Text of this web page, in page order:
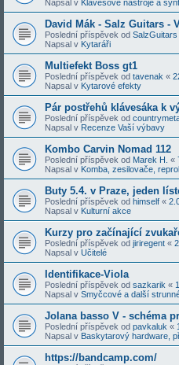
Napsal v Klávesové nástroje a
David Mák - Salz Guitars -
Poslední příspěvek od SalzGuitars
Napsal v Kytaráři
Multiefekt Boss gt1
Poslední příspěvek od tavenak «
Napsal v Kytarové efekty
Pár postřehů klávesáka k
Poslední příspěvek od
Napsal v Recenze Vaší výbavy
Kombo Carvin Nomad 112
Poslední příspěvek od Marek H. «
Napsal v Komba, zesilovače,
Buty 5.4. v Praze, jeden
Poslední příspěvek od himself «
Napsal v Kulturní akce
Kurzy pro začínající
Poslední příspěvek od jiriregent «
Napsal v Učitelé
Identifikace-Viola
Poslední příspěvek od sazkarik «
Napsal v Smyčcové a další
Jolana basso V - schéma
Poslední příspěvek od pavkaluk «
Napsal v Baskytarový hardware,
https://bandcamp.com/